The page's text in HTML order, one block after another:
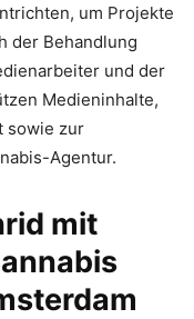
um Projekte
der Behandlung
und der
Medieninhalte,
sowie zur
Agentur.
mit